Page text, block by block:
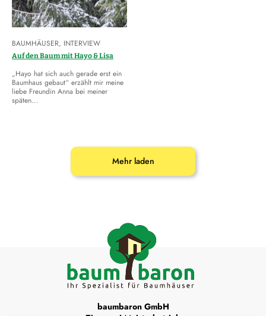
Auf den Baum mit Hayo & Lisa
BAUMHÄUSER, INTERVIEW
„Hayo hat sich auch gerade erst ein
Baumhaus gebaut“ erzählt mir meine
liebe Freundin Anna bei meiner
späten...
Mehr laden
baumbaron GmbH